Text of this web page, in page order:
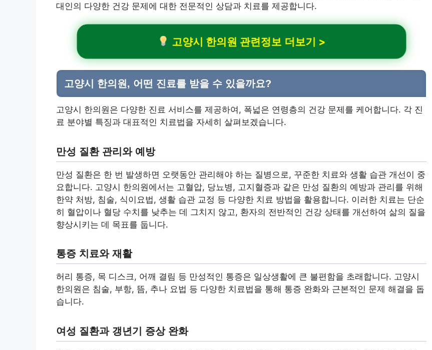
대인의 다양한 건강 문제에 대한 전문적인 상담과 치료를 제공합니다.
고양시 한의원 관련정보 더보기 >
고양시 한의원, 어떤 진료를 받을 수 있을까요?
고양시 한의원은 다양한 진료 서비스를 제공하여, 폭넓은 연령층의 건강 문제를 케어합니다. 각 진
료 분야별 특징과 대표적인 치료법을 자세히 살펴보겠습니다.
만성 질환 관리와 예방
만성 질환은 한 번 발생하면 오랫동안 관리해야 하는 질병으로, 꾸준한 치료와 생활 습관 개선이 중
요합니다. 고양시 한의원에서는 고혈압, 당뇨병, 고지혈증과 같은 만성 질환의 예방과 관리를 위해
한약 처방, 침술, 식이요법, 생활 습관 교정 등 다양한 치료 방법을 활용합니다. 이러한 치료는 단순
히 혈압이나 혈당 수치를 낮추는 데 그치지 않고, 환자의 전반적인 건강 상태를 개선하여 삶의 질을
향상시키는 데 목표를 둡니다.
통증 치료와 재활
허리 통증, 목 디스크, 어깨 결림 등 만성적인 통증은 일상생활에 큰 불편함을 초래합니다. 고양시
한의원은 침술, 부항, 뜸, 추나 요법 등 다양한 치료법을 통해 통증 완화와 근본적인 문제 해결을 돕
습니다.
여성 질환과 갱년기 증상 완화